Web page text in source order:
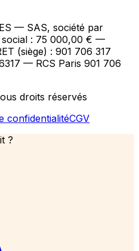
— SAS, société par
: 75 000,00 € —
(siège) : 901 706 317
— RCS Paris 901 706
droits réservés
confidentialitéCGV
?